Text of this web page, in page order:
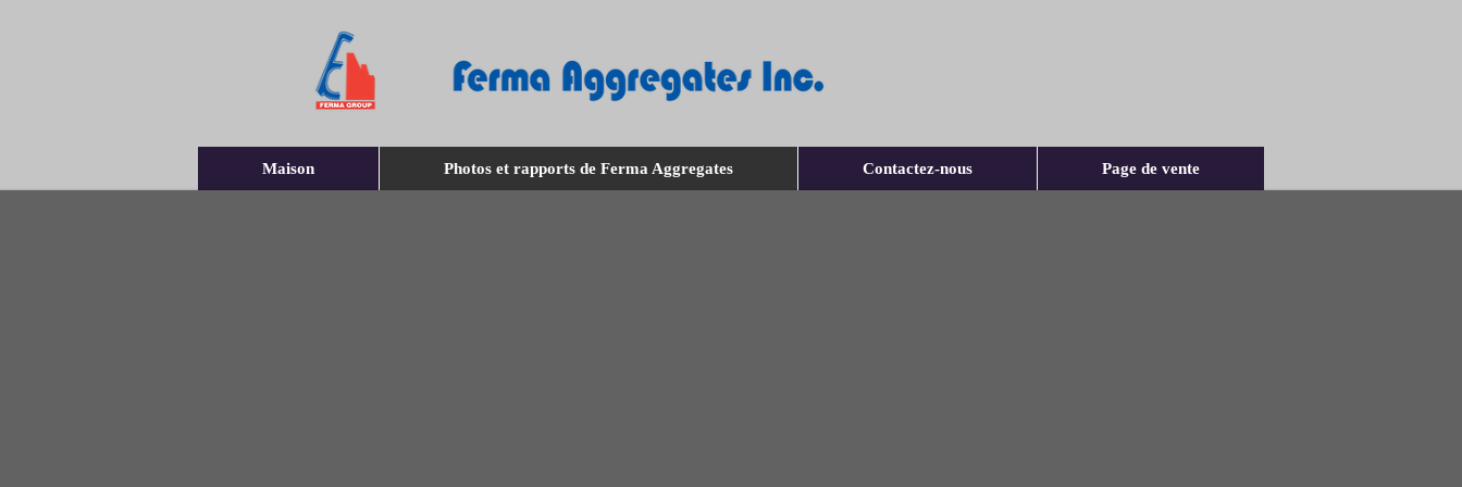
Maison Photos et rapports de Ferma Aggregates Contactez-nous Page de vente